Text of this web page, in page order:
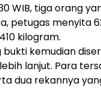
WIB, tiga orang
petugas menyita
kilogram.
kemudian
lanjut. Para
dua rekannya